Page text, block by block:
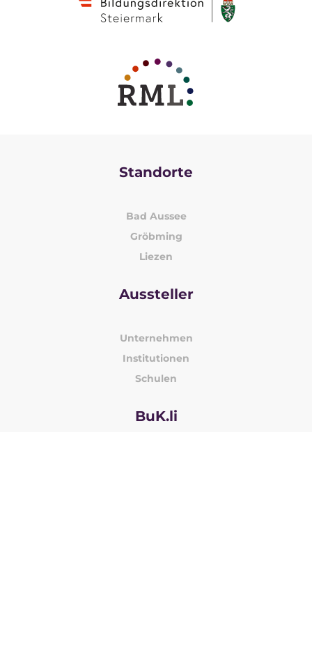
Standorte
Bad Aussee
Gröbming
Liezen
Aussteller
Unternehmen
Institutionen
Schulen
BuK.li